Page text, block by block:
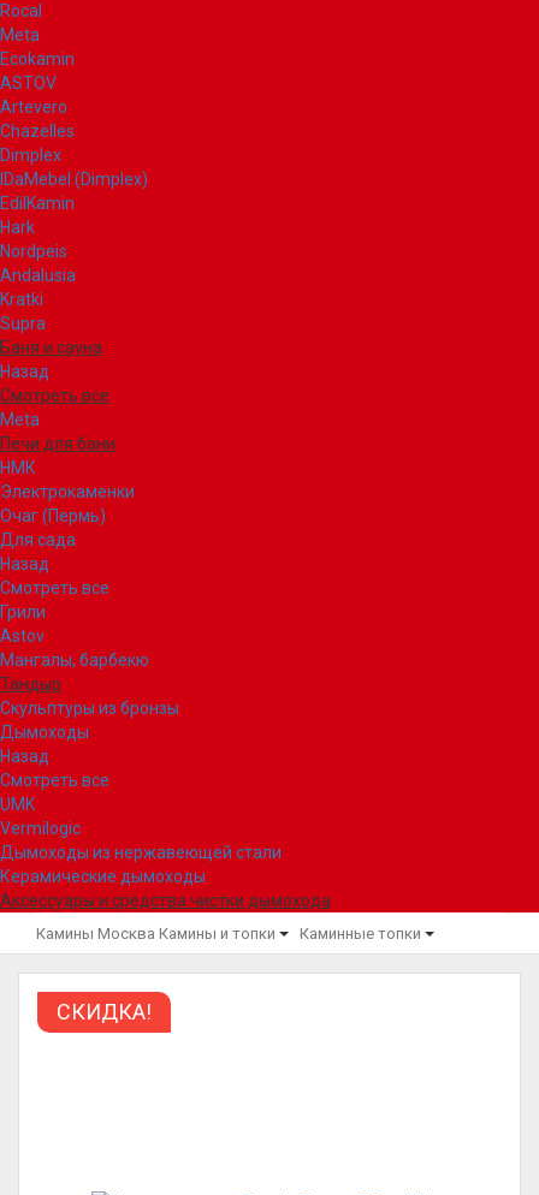
Rocal
Meta
Ecokamin
ASTOV
Artevero
Chazelles
Dimplex
IDaMebel (Dimplex)
EdilKamin
Hark
Nordpeis
Andalusia
Kratki
Supra
Баня и сауна
Назад
Смотреть все
Meta
Печи для бани
НМК
Электрокаменки
Очаг (Пермь)
Для сада
Назад
Смотреть все
Грили
Astov
Мангалы, барбекю
Тандыр
Скульптуры из бронзы
Дымоходы
Назад
Смотреть все
UMK
Vermilogic
Дымоходы из нержавеющей стали
Керамические дымоходы
Аксессуары и средства чистки дымохода
Камины Москва Камины и топки Каминные топки
СКИДКА!